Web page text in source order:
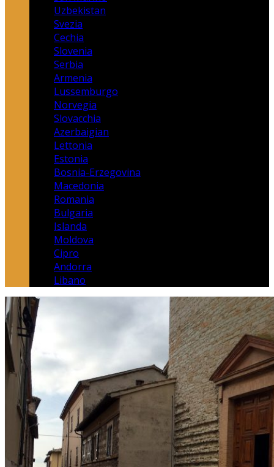
Uzbekistan
Svezia
Cechia
Slovenia
Serbia
Armenia
Lussemburgo
Norvegia
Slovacchia
Azerbaigian
Lettonia
Estonia
Bosnia-Erzegovina
Macedonia
Romania
Bulgaria
Islanda
Moldova
Cipro
Andorra
Libano